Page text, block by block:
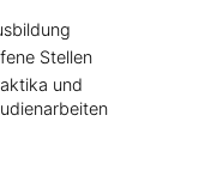
Stellen
und